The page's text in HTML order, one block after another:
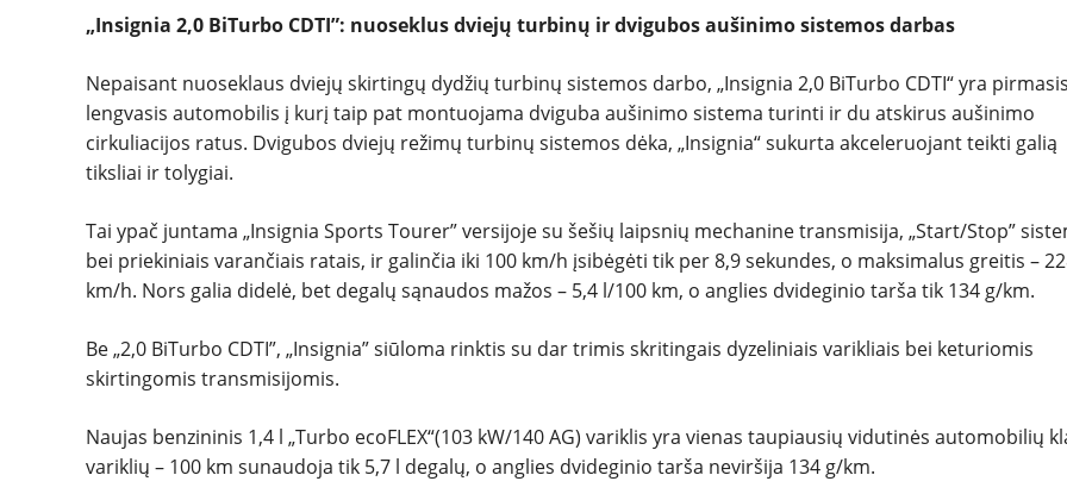
„Insignia 2,0 BiTurbo CDTI”: nuoseklus dviejų turbinų ir dvigubos aušinimo sistemos darbas
Nepaisant nuoseklaus dviejų skirtingų dydžių turbinų sistemos darbo, „Insignia 2,0 BiTurbo CDTI“ yra
lengvasis automobilis į kurį taip pat montuojama dviguba aušinimo sistema turinti ir du atskirus aušinimo
cirkuliacijos ratus. Dvigubos dviejų režimų turbinų sistemos dėka, „Insignia“ sukurta akceleruojant teikti galią
tiksliai ir tolygiai.
Tai ypač juntama „Insignia Sports Tourer” versijoje su šešių laipsnių mechanine transmisija, „Start/Stop”
bei priekiniais varančiais ratais, ir galinčia iki 100 km/h įsibėgėti tik per 8,9 sekundes, o maksimalus greitis –
km/h. Nors galia didelė, bet degalų sąnaudos mažos – 5,4 l/100 km, o anglies dvideginio tarša tik 134 g/km.
Be „2,0 BiTurbo CDTI”, „Insignia” siūloma rinktis su dar trimis skritingais dyzeliniais varikliais bei keturiomis
skirtingomis transmisijomis.
Naujas benzininis 1,4 l „Turbo ecoFLEX“(103 kW/140 AG) variklis yra vienas taupiausių vidutinės automobilių
variklių – 100 km sunaudoja tik 5,7 l degalų, o anglies dvideginio tarša neviršija 134 g/km.